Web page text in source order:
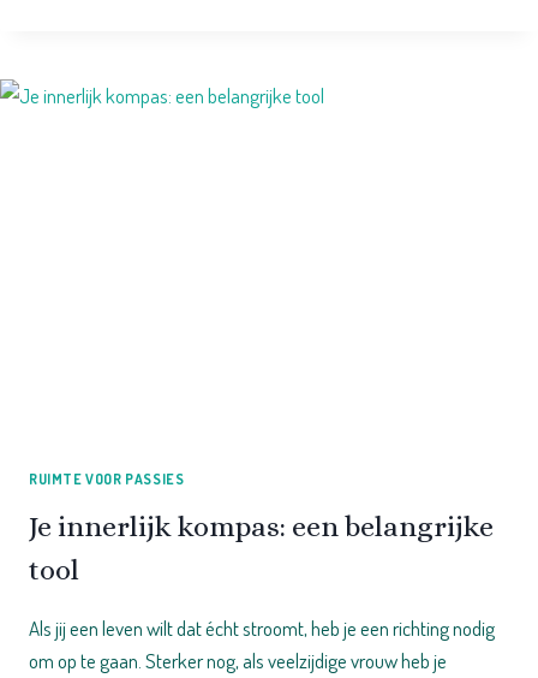
RUIMTE VOOR PASSIES
Je innerlijk kompas: een belangrijke
tool
Als jij een leven wilt dat écht stroomt, heb je een richting nodig
om op te gaan. Sterker nog, als veelzijdige vrouw heb je